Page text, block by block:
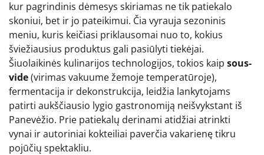
kur pagrindinis dėmesys skiriamas ne tik patiekalo
skoniui, bet ir jo pateikimui. Čia vyrauja sezoninis
meniu, kuris keičiasi priklausomai nuo to, kokius
šviežiausius produktus gali pasiūlyti tiekėjai.
Šiuolaikinės kulinarijos technologijos, tokios kaip sous-
vide(virimas vakuume žemoje temperatūroje),
fermentacija ir dekonstrukcija, leidžia lankytojams
patirti aukščiausio lygio gastronomiją neišvykstant iš
Panevėžio. Prie patiekalų derinami atidžiai atrinkti
vynai ir autoriniai kokteiliai paverčia vakarienę tikru
pojūčių spektakliu.